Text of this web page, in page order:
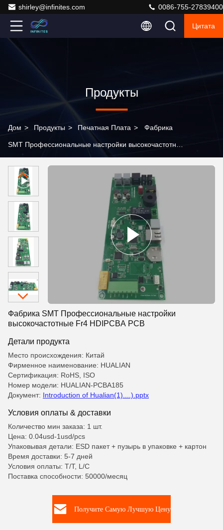
shirley@infinites.com 0086-755-27839400
Цитата
Продукты
Дом > Продукты > Печатная Плата > Фабрика
SMT Профессиональные настройки высокочастотные
Фабрика SMT Профессиональные настройки
высокочастотные Fr4 HDIPCBA PCB
Детали продукта
Место происхождения: Китай
Фирменное наименование: HUALIAN
Сертификация: RoHS, ISO
Номер модели: HUALIAN-PCBA185
Документ: Introduction of Hualian(1)....).pptx
Условия оплаты & доставки
Количество мин заказа: 1 шт.
Цена: 0.04usd-1usd/pcs
Упаковывая детали: ESD пакет + пузырь в упаковке + картон
Время доставки: 5-7 дней
Условия оплаты: T/T, L/C
Поставка способности: 50000/месяц
Получите Самую Лучшую Цену